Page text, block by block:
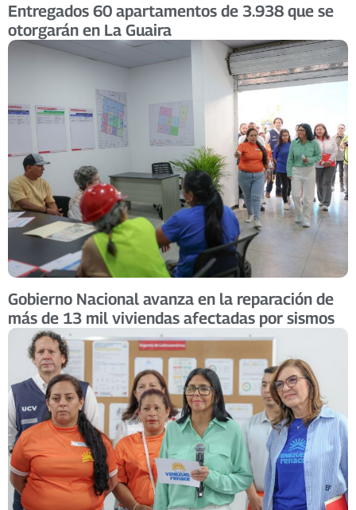
Entregados 60 apartamentos de 3.938 que se
otorgarán en La Guaira
Gobierno Nacional avanza en la reparación de
más de 13 mil viviendas afectadas por sismos